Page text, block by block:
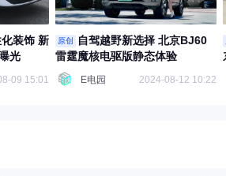
装饰 新
光
09 15:01
原创
自驾越野新选择 北京BJ60
雷霆魔核电驱版静态体验
E电园 2024-08-12 10:22